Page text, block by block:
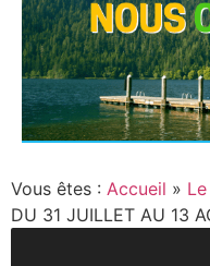
Vous êtes : Accueil »
DU 31 JUILLET AU 13